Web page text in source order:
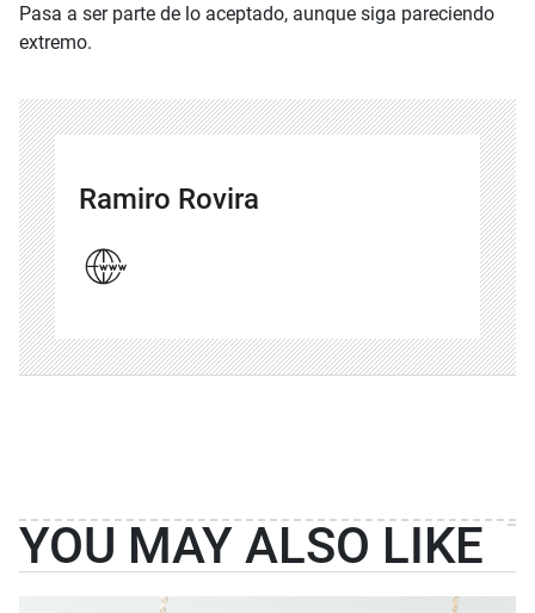
Pasa a ser parte de lo aceptado, aunque siga pareciendo
extremo.
Ramiro Rovira
YOU MAY ALSO LIKE